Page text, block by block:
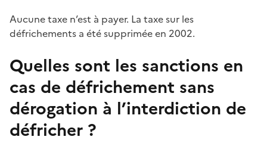
Aucune taxe n’est à payer. La taxe sur les
défrichements a été supprimée en 2002.
Quelles sont les sanctions en
cas de défrichement sans
dérogation à l’interdiction de
défricher ?